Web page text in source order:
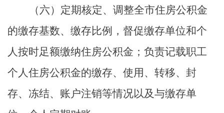
（六）定期核定、调整全市住房公积金
的缴存基数、缴存比例，督促缴存单位和个
人按时足额缴纳住房公积金；负责记载职工
个人住房公积金的缴存、使用、转移、封
存、冻结、账户注销等情况以及与缴存单